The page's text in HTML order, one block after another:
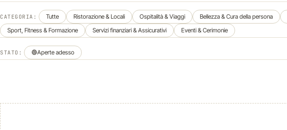
CATEGORIA: Tutte Ristorazione & Locali Ospitalità & Viaggi Bellezza & Cura della persona
Sport, Fitness & Formazione
Servizi finanziari & Assicurativi Eventi & Cerimonie
STATO: 🟢Aperte adesso